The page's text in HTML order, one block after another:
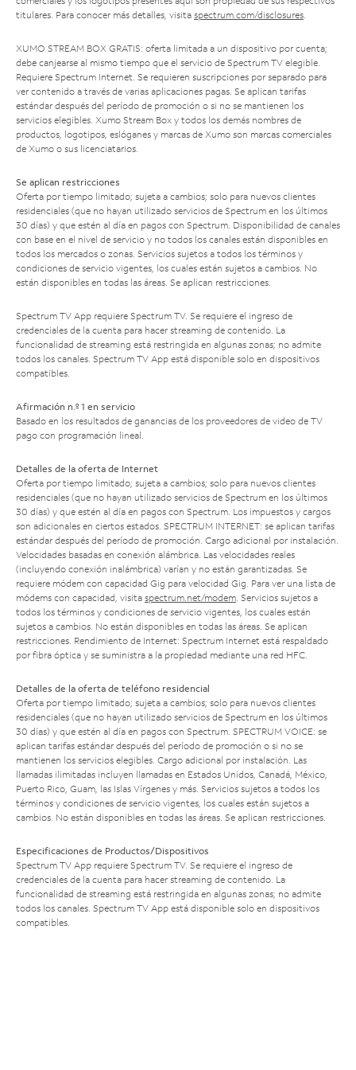
titulares. Para conocer más detalles, visita spectrum.com/disclosures.
XUMO STREAM BOX GRATIS: oferta limitada a un dispositivo por cuenta;
debe canjearse al mismo tiempo que el servicio de Spectrum TV elegible.
Requiere Spectrum Internet. Se requieren suscripciones por separado para
ver contenido a través de varias aplicaciones pagas. Se aplican tarifas
estándar después del período de promoción o si no se mantienen los
servicios elegibles. Xumo Stream Box y todos los demás nombres de
productos, logotipos, eslóganes y marcas de Xumo son marcas comerciales
de Xumo o sus licenciatarios.
Se aplican restricciones
Oferta por tiempo limitado; sujeta a cambios; solo para nuevos clientes
residenciales (que no hayan utilizado servicios de Spectrum en los últimos
30 días) y que estén al día en pagos con Spectrum. Disponibilidad de canales
con base en el nivel de servicio y no todos los canales están disponibles en
todos los mercados o zonas. Servicios sujetos a todos los términos y
condiciones de servicio vigentes, los cuales están sujetos a cambios. No
están disponibles en todas las áreas. Se aplican restricciones.
Spectrum TV App requiere Spectrum TV. Se requiere el ingreso de
credenciales de la cuenta para hacer streaming de contenido. La
funcionalidad de streaming está restringida en algunas zonas; no admite
todos los canales. Spectrum TV App está disponible solo en dispositivos
compatibles.
Afirmación n.º 1 en servicio
Basado en los resultados de ganancias de los proveedores de video de TV
pago con programación lineal.
Detalles de la oferta de Internet
Oferta por tiempo limitado; sujeta a cambios; solo para nuevos clientes
residenciales (que no hayan utilizado servicios de Spectrum en los últimos
30 días) y que estén al día en pagos con Spectrum. Los impuestos y cargos
son adicionales en ciertos estados. SPECTRUM INTERNET: se aplican tarifas
estándar después del período de promoción. Cargo adicional por instalación.
Velocidades basadas en conexión alámbrica. Las velocidades reales
(incluyendo conexión inalámbrica) varían y no están garantizadas. Se
requiere módem con capacidad Gig para velocidad Gig. Para ver una lista de
módems con capacidad, visita spectrum.net/modem. Servicios sujetos a
todos los términos y condiciones de servicio vigentes, los cuales están
sujetos a cambios. No están disponibles en todas las áreas. Se aplican
restricciones. Rendimiento de Internet: Spectrum Internet está respaldado
por fibra óptica y se suministra a la propiedad mediante una red HFC.
Detalles de la oferta de teléfono residencial
Oferta por tiempo limitado; sujeta a cambios; solo para nuevos clientes
residenciales (que no hayan utilizado servicios de Spectrum en los últimos
30 días) y que estén al día en pagos con Spectrum. SPECTRUM VOICE: se
aplican tarifas estándar después del período de promoción o si no se
mantienen los servicios elegibles. Cargo adicional por instalación. Las
llamadas ilimitadas incluyen llamadas en Estados Unidos, Canadá, México,
Puerto Rico, Guam, las Islas Vírgenes y más. Servicios sujetos a todos los
términos y condiciones de servicio vigentes, los cuales están sujetos a
cambios. No están disponibles en todas las áreas. Se aplican restricciones.
Especificaciones de Productos/Dispositivos
Spectrum TV App requiere Spectrum TV. Se requiere el ingreso de
credenciales de la cuenta para hacer streaming de contenido. La
funcionalidad de streaming está restringida en algunas zonas; no admite
todos los canales. Spectrum TV App está disponible solo en dispositivos
compatibles.